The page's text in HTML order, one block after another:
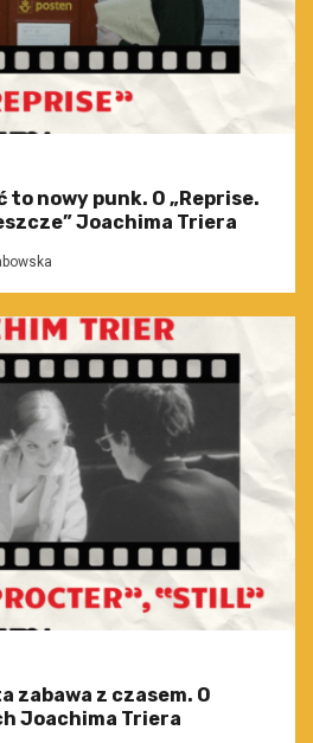
to nowy punk. O „Reprise.
Joachima Triera
zabawa z czasem. O
Joachima Triera